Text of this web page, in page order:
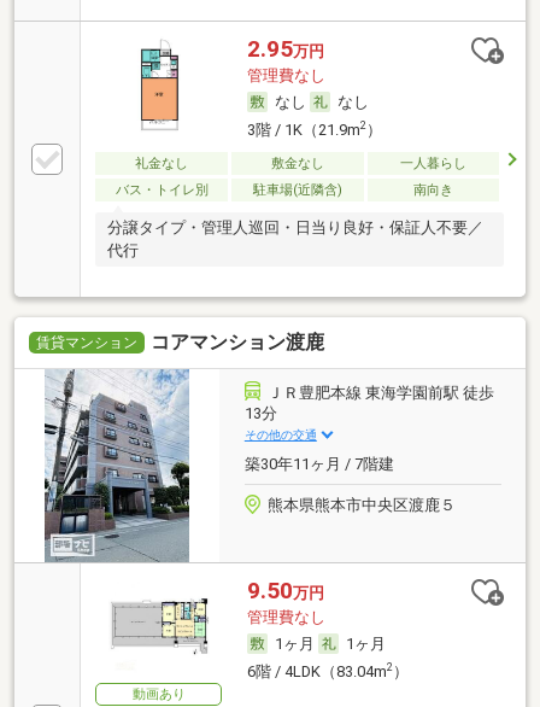
2.95万円
管理費なし
なし
なし
3階 / 1K（21.9m2）
礼金なし 敷金なし
一人暮らし
バス・トイレ別
駐車場(近隣含) 南向き
分譲タイプ・管理人巡回・日当り良好・保証人不要／
代行
賃貸マンション コアマンション渡鹿
ＪＲ豊肥本線 東海学園前駅 徒歩
13分
その他の交通
築30年11ヶ月 / 7階建
熊本県熊本市中央区渡鹿５
動画あり
9.50万円
管理費なし
1ヶ月
1ヶ月
6階 / 4LDK（83.04m2）